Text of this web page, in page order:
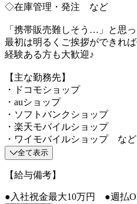
◇在庫管理・発注 など
「携帯販売難しそう…」と思っ
最初は明るくご挨拶ができれば
経験ある方も大歓迎♪
【主な勤務先】
・ドコモショップ
・auショップ
・ソフトバンクショップ
・楽天モバイルショップ
・ワイモバイルショップ など
全て表示
【給与備考】
●入社祝金最大10万円 ●週払